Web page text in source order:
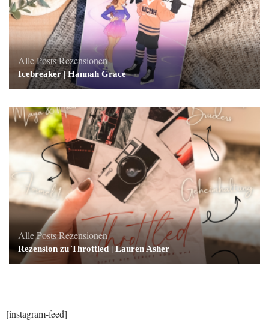
Alle PostsRezensionen
Icebreaker | Hannah Grace
Alle PostsRezensionen
Rezension zu Throttled | Lauren Asher
[instagram-feed]